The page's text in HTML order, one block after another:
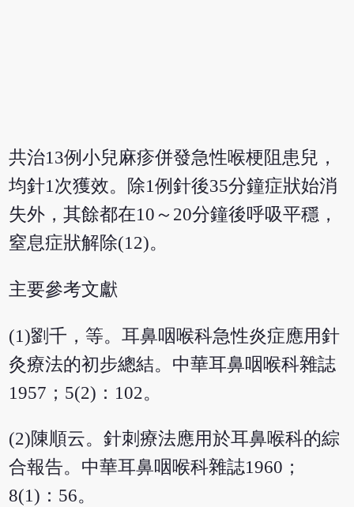
共治13例小兒麻疹併發急性喉梗阻患兒，
均針1次獲效。除1例針後35分鐘症狀始消
失外，其餘都在10～20分鐘後呼吸平穩，
窒息症狀解除(12)。
主要參考文獻
(1)劉千，等。耳鼻咽喉科急性炎症應用針
灸療法的初步總結。中華耳鼻咽喉科雜誌
1957；5(2)：102。
(2)陳順云。針刺療法應用於耳鼻喉科的綜
合報告。中華耳鼻咽喉科雜誌1960；
8(1)：56。